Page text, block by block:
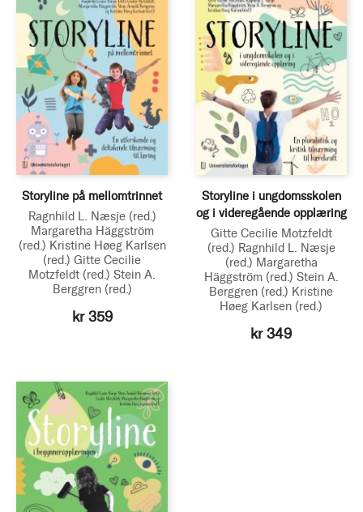
Storyline på mellomtrinnet
Ragnhild L. Næsje (red.)
Margaretha Häggström
(red.) Kristine Høeg Karlsen
(red.) Gitte Cecilie
Motzfeldt (red.) Stein A.
Berggren (red.)
kr 359
Storyline i ungdomsskolen
og i videregående opplæring
Gitte Cecilie Motzfeldt
(red.) Ragnhild L. Næsje
(red.) Margaretha
Häggström (red.) Stein A.
Berggren (red.) Kristine
Høeg Karlsen (red.)
kr 349